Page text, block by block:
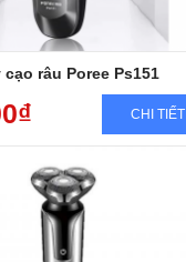
cạo râu Poree Ps151
CHI TIẾT
sản phẩm 12 tháng
giao hàng toàn quốc
Đẳng cấp, Chất lượng